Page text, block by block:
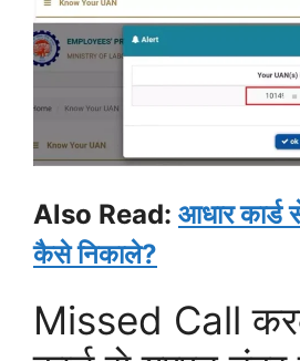
Also Read: आधार
कैसे निकाले?
Missed Call